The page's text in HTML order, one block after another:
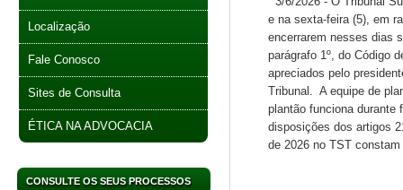
Localização
Fale Conosco
Sites de Consulta
ÉTICA NA ADVOCACIA
CONSULTE OS SEUS PROCESSOS
e na sexta-feira (5), em
encerrarem nesses dias
parágrafo 1º, do Código
apreciados pelo
Tribunal. A equipe de
plantão funciona durante
disposições dos artigos
de 2026 no TST